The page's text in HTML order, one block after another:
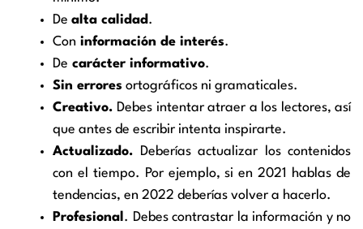
De alta calidad .
Con información de interés.
De carácter informativo.
Sin errores ortográficos ni gramaticales.
Creativo. Debes intentar atraer a los lectores, así
que antes de escribir intenta inspirarte.
Actualizado. Deberías actualizar los contenidos
con el tiempo. Por ejemplo, si en 2021 hablas de
tendencias, en 2022 deberías volver a hacerlo.
Profesional . Debes contrastar la información y no